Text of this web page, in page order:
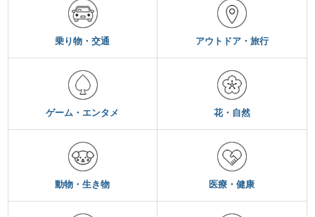
乗り物・交通 アウトドア・旅行
ゲーム・エンタメ 花・自然
動物・生き物 医療・健康